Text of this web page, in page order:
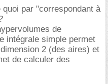
par "correspondant à
de
intégrale simple permet
2 (des aires) et
de calculer des